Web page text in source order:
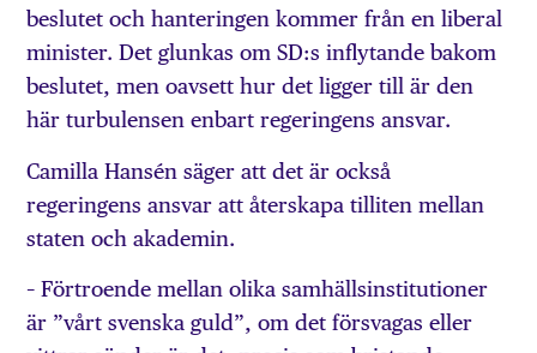
beslutet och hanteringen kommer från en liberal
minister. Det glunkas om SD:s inflytande bakom
beslutet, men oavsett hur det ligger till är den
här turbulensen enbart regeringens ansvar.
Camilla Hansén säger att det är också
regeringens ansvar att återskapa tilliten mellan
staten och akademin.
– Förtroende mellan olika samhällsinstitutioner
är ”vårt svenska guld”, om det försvagas eller